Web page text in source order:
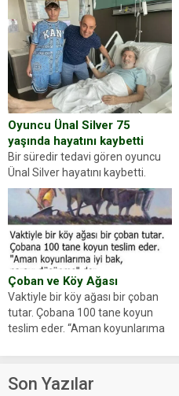
kişilik testiyle çıkıyoruz. Resimde
gördüğünüz kadın figürlerinden
dikkatinizi en...
Oyuncu Ünal Silver 75
yaşında hayatını kaybetti
Bir süredir tedavi gören oyuncu
Ünal Silver hayatını kaybetti.
Haberi, oyuncunun menajerlik
ajansı duyurdu. Renda Güner,
sosyal medya hesabında “Usta
Oyuncumuz ve çok değerli
dostumuz...
Çoban ve Köy Ağası
Vaktiyle bir köy ağası bir çoban
tutar. Çobana 100 tane koyun
teslim eder. “Aman koyunlarıma
Çoban koyunları alır gider. Aylar...
Son Yazılar